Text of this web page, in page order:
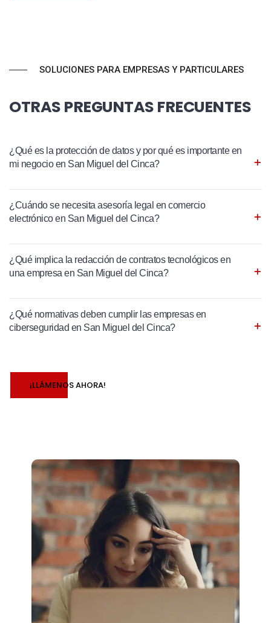
SOLUCIONES PARA EMPRESAS Y PARTICULARES
OTRAS PREGUNTAS FRECUENTES
¿Qué es la protección de datos y por qué es importante en
mi negocio en San Miguel del Cinca?
¿Cuándo se necesita asesoría legal en comercio
electrónico en San Miguel del Cinca?
¿Qué implica la redacción de contratos tecnológicos en
una empresa en San Miguel del Cinca?
¿Qué normativas deben cumplir las empresas en
ciberseguridad en San Miguel del Cinca?
¡LLÁMENOS AHORA!